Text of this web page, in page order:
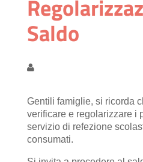
Saldo
Gentili famiglie, si ricorda
verificare e regolarizzare i
servizio di refezione
consumati.